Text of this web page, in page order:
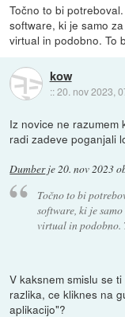
Točno to bi
software, ki je samo
virtual in podobno. To
kow
::20. nov 2023,
Iz novice ne razumem
radi zadeve poganjali
Dumberje20. nov 2023
Točno to bi
software, ki je
virtual in podobno.
V kaksnem smislu se
razlika, ce kliknes na
aplikacijo"?